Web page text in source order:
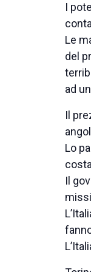
I
Le
del
ad
Il
Lo
Il